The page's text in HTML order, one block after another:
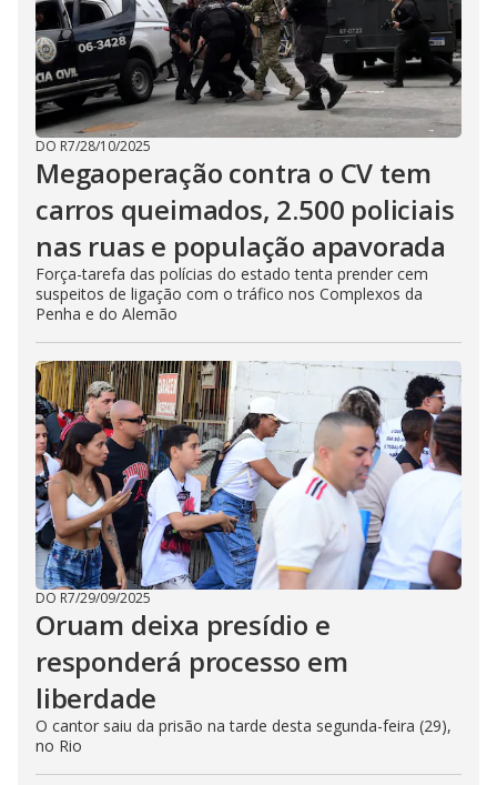
DO R7/28/10/2025
Megaoperação contra o CV tem
carros queimados, 2.500 policiais
nas ruas e população apavorada
Força-tarefa das polícias do estado tenta prender cem
suspeitos de ligação com o tráfico nos Complexos da
Penha e do Alemão
DO R7/29/09/2025
Oruam deixa presídio e
responderá processo em
liberdade
O cantor saiu da prisão na tarde desta segunda-feira (29),
no Rio